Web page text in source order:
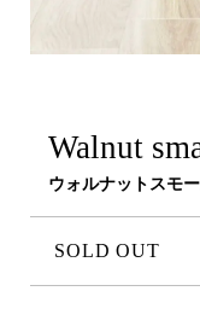
Walnut
ウォルナットスモ
SOLD OUT